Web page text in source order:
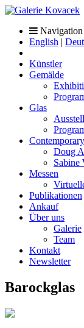
Navigation
English |
Künstler
Gemälde
Glas
Contemporary
Doug
Sabine
Messen
Publikationen
Ankauf
Über uns
Galerie
Team
Kontakt
Newsletter
Barockglas